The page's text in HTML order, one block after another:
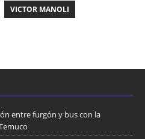
VICTOR MANOLI
entre furgón y bus con la